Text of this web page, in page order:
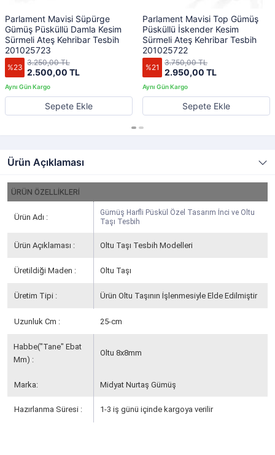
Parlament Mavisi Süpürge
Gümüş Püsküllü Damla Kesim
Sürmeli Ateş Kehribar Tesbih
201025723
%23 2.500,00 TL
3.250,00 TL
Sepete Ekle
Parlament Mavisi Top Gümüş
Püsküllü İskender Kesim
Sürmeli Ateş Kehribar Tesbih
201025722
%21 2.950,00 TL
3.750,00 TL
Sepete Ekle
Ürün Açıklaması
ÜRÜN ÖZELLİKLERİ
Ürün Adı :
Gümüş Harfli Püskül Özel Tasarım İnci ve Oltu
Taşı Tesbih
Ürün Açıklaması : Oltu Taşı Tesbih Modelleri
Üretildiği Maden : Oltu Taşı
Üretim Tipi : Ürün Oltu Taşının İşlenmesiyle Elde Edilmiştir
Uzunluk Cm : 25-cm
Habbe("Tane" Ebat
Mm) :
Oltu 8x8mm
Marka: Midyat Nurtaş Gümüş
Hazırlanma Süresi : 1-3 iş günü içinde kargoya verilir